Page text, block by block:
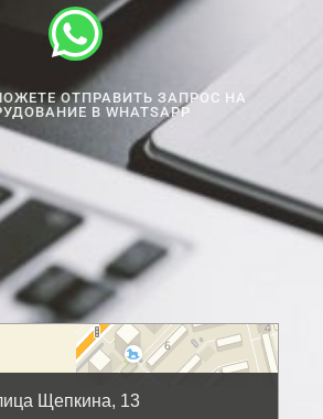
ОТПРАВИТЬ ЗАПРОС НА
В WHATSAPP